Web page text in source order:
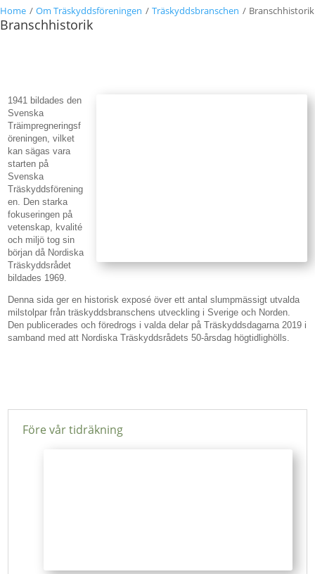
Home / Om Träskyddsföreningen / Träskyddsbranschen / Branschhistorik
Branschhistorik
1941 bildades den
Svenska
Träimpregneringsf
öreningen, vilket
kan sägas vara
starten på
Svenska
Träskyddsförening
en. Den starka
fokuseringen på
vetenskap, kvalité
och miljö tog sin
början då Nordiska
Träskyddsrådet
bildades 1969.
Denna sida ger en historisk exposé över ett antal slumpmässigt utvalda
milstolpar från träskyddsbranschens utveckling i Sverige och Norden.
Den publicerades och föredrogs i valda delar på Träskyddsdagarna 2019 i
samband med att Nordiska Träskyddsrådets 50-årsdag högtidlighölls.
Före vår tidräkning